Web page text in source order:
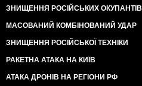
ЗНИЩЕННЯ РОСІЙСЬКИХ ОКУПАНТІВ
МАСОВАНИЙ КОМБІНОВАНИЙ УДАР
ЗНИЩЕННЯ РОСІЙСЬКОЇ ТЕХНІКИ
РАКЕТНА АТАКА НА КИЇВ
АТАКА ДРОНІВ НА РЕГІОНИ РФ